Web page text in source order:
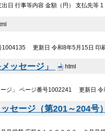
日 行事等内容 金額（円） 支払先等
1004135 更新日 令和8年5月15日
ッセージ」 html
ージ」 ページ番号1002241 更新日
セージ（第201～204号